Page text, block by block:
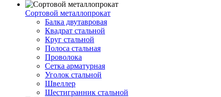
Сортовой металлопрокат
Балка двутавровая
Квадрат стальной
Круг стальной
Полоса стальная
Проволока
Сетка арматурная
Уголок стальной
Швеллер
Шестигранник стальной